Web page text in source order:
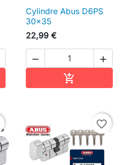
Cylindre Abus D6PS
30x35
22,99 €
 

favorite_border